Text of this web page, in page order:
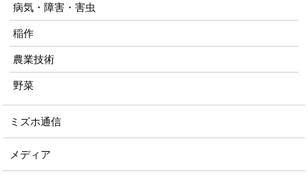
病気・障害・害虫
稲作
農業技術
野菜
ミズホ通信
メディア